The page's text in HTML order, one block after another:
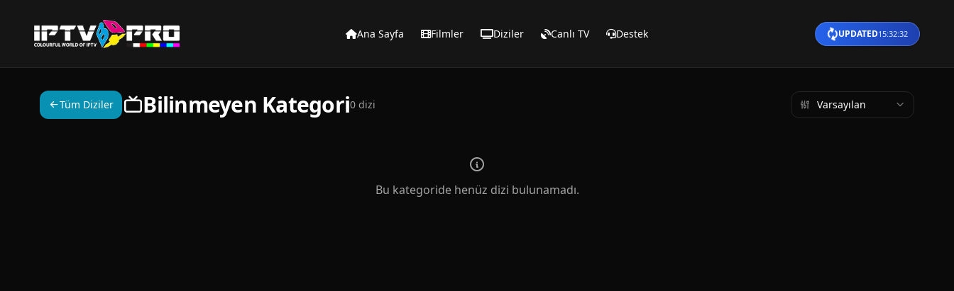
Ana Sayfa Filmler Diziler Canlı TV Destek UPDATED15:32:33
Tüm Diziler Bilinmeyen Kategori0 dizi
Bu kategoride henüz dizi bulunamadı.